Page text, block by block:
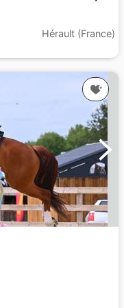
Hérault (France)